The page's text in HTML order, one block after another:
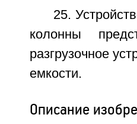
25.
колонны
разгрузочное
емкости.
Описание